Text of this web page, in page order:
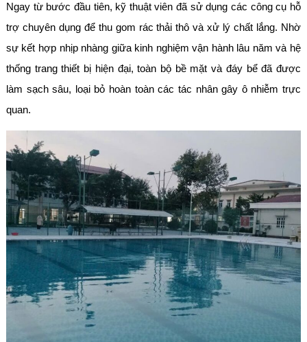
Ngay từ bước đầu tiên, kỹ thuật viên đã sử dụng các công cụ hỗ
trợ chuyên dụng để thu gom rác thải thô và xử lý chất lắng. Nhờ
sự kết hợp nhịp nhàng giữa kinh nghiệm vận hành lâu năm và hệ
thống trang thiết bị hiện đại, toàn bộ bề mặt và đáy bể đã được
làm sạch sâu, loại bỏ hoàn toàn các tác nhân gây ô nhiễm trực
quan.